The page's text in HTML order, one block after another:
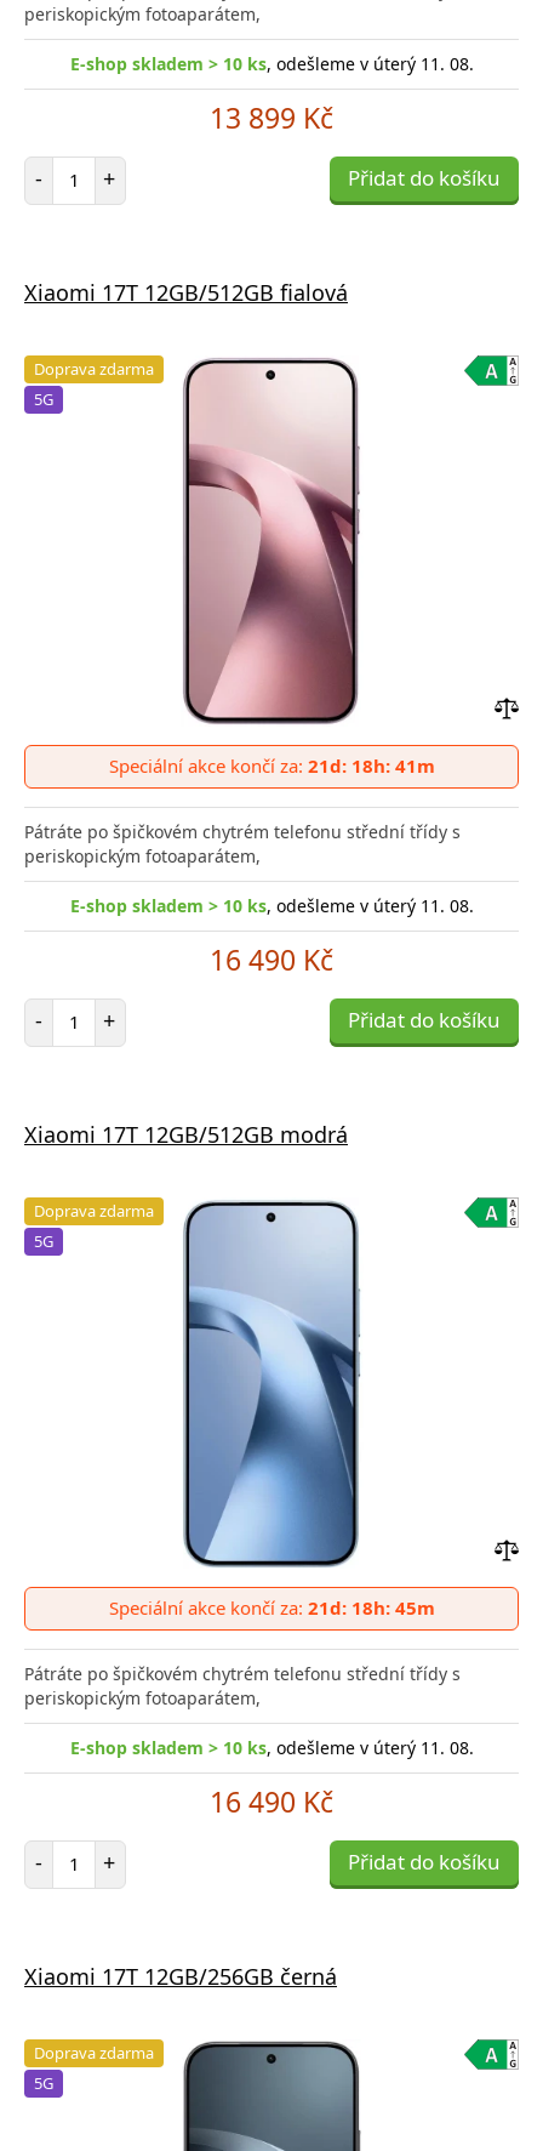
periskopickým fotoaparátem,
E-shop skladem > 10 ks, odešleme v úterý 11. 08.
13 899 Kč
- Počet položek
+ Přidat do košíku
Xiaomi 17T 12GB/512GB fialová
Doprava zdarma
5G
do
Speciální akce končí za: 21d: 18h: 41m
Pátráte po špičkovém chytrém telefonu střední třídy s
periskopickým fotoaparátem,
E-shop skladem > 10 ks, odešleme v úterý 11. 08.
16 490 Kč
- Počet položek
+ Přidat do košíku
Xiaomi 17T 12GB/512GB modrá
Doprava zdarma
5G
do
Speciální akce končí za: 21d: 18h: 45m
Pátráte po špičkovém chytrém telefonu střední třídy s
periskopickým fotoaparátem,
E-shop skladem > 10 ks, odešleme v úterý 11. 08.
16 490 Kč
- Počet položek
+ Přidat do košíku
Xiaomi 17T 12GB/256GB černá
Doprava zdarma
5G